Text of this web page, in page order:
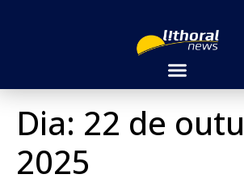
Dia: 22 de
2025